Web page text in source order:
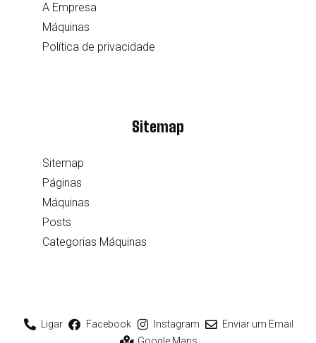
A Empresa
Máquinas
Política de privacidade
Sitemap
Sitemap
Páginas
Máquinas
Posts
Categorias Máquinas
Ligar Facebook Instagram
Enviar um Email